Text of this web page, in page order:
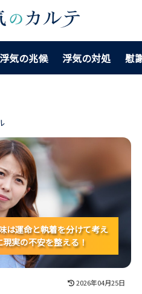
浮気の兆候 浮気の対処 慰
味は運命と執着を分けて
る前に現実の不安を整え
は運命と執着を分けて考え
実の不安を整える！
は運命と執着を分けて考え
実の不安を整える！
は運命と執着を分けて考え
実の不安を整える！
2026年04月25日